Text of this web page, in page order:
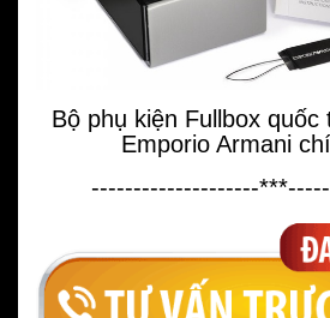
Bộ phụ kiện Fullbox quốc
Emporio Armani
--------------------